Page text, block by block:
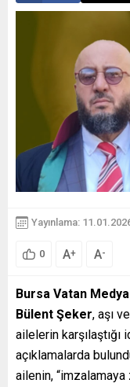
Yayınlama:
0 A+ A-
Bursa Vatan
Bülent Şeker, aşı
ailelerin
açıklamalarda
ailenin, “imzalamaya